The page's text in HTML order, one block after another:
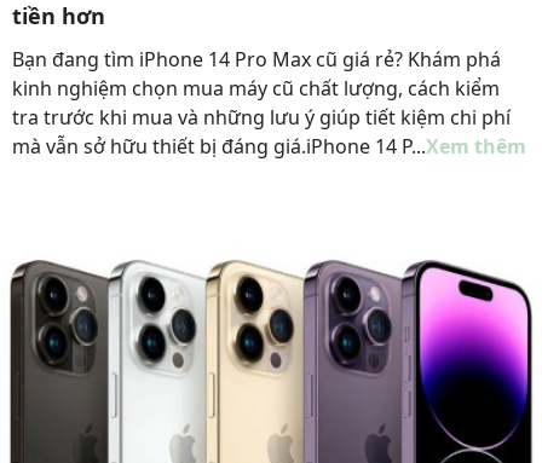
tiền hơn
Bạn đang tìm iPhone 14 Pro Max cũ giá rẻ? Khám phá
kinh nghiệm chọn mua máy cũ chất lượng, cách kiểm
tra trước khi mua và những lưu ý giúp tiết kiệm chi phí
mà vẫn sở hữu thiết bị đáng giá.iPhone 14 P...Xem thêm